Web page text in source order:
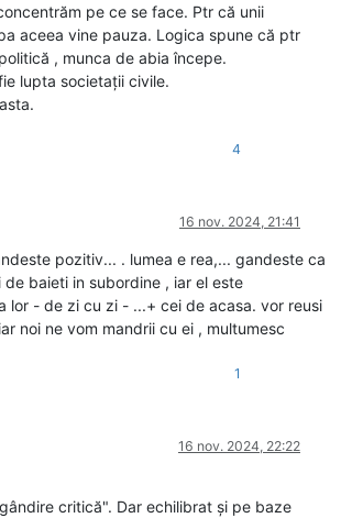
pe ce se face. Ptr că unii
aceea vine pauza. Logica spune că ptr
, munca de abia începe.
lupta societații civile.
4
16 nov. 2024, 21:41
pozitiv... . lumea e rea,... gandeste ca
de baieti in subordine , iar el este
lor - de zi cu zi - ...+ cei de acasa. vor reusi
noi ne vom mandrii cu ei , multumesc
1
16 nov. 2024, 22:22
critică". Dar echilibrat și pe baze